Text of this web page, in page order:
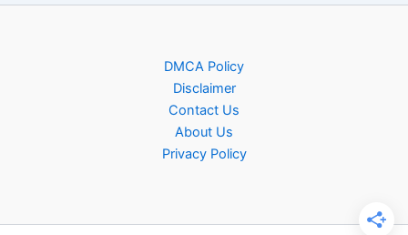
DMCA Policy
Disclaimer
Contact Us
About Us
Privacy Policy